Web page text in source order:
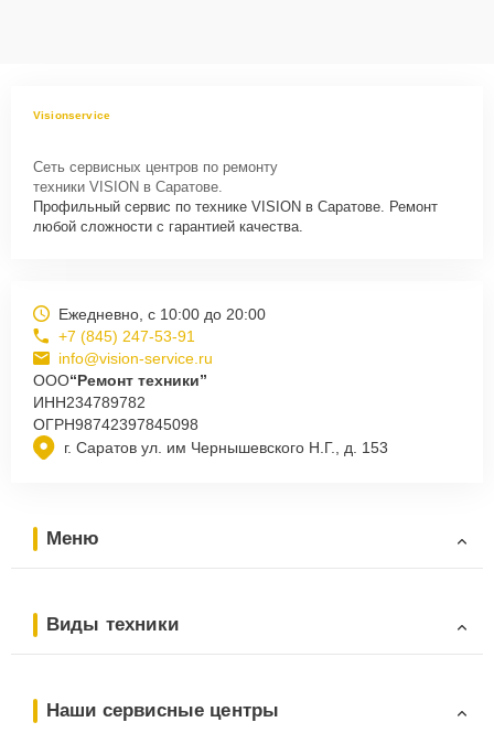
Visionservice
Сеть сервисных центров по ремонту
техники VISION в Саратове.
Профильный сервис по технике VISION в Саратове. Ремонт
любой сложности с гарантией качества.
г. Саратов ул. им Чернышевского Н.Г., д. 153
Ежедневно, с 10:00 до 20:00
+7 (845) 247-53-91
info@vision-service.ru
ООО“Ремонт техники”
ИНН234789782
ОГРН98742397845098
Меню
Виды техники
Наши сервисные центры